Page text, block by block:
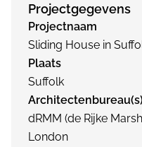
Projectgegevens
Projectnaam
Sliding House in
Plaats
Suffolk
Architectenbureau(s)
dRMM (de Rijke
London